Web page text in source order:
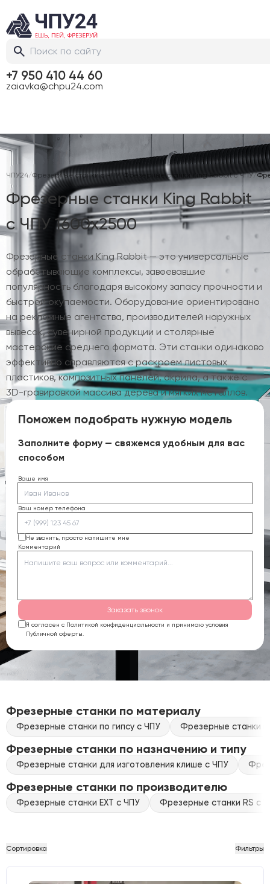
+7 950 410 44 60
zaiavka@chpu24.com
ЧПУ24/Фрезерные станки с ЧПУ/ Фрезерные станки King Rabbit с ЧПУ/
Фрезерные станки King Rabbit
с ЧПУ 1600х2500
Фрезерные станки King Rabbit — это универсальные
обрабатывающие комплексы, завоевавшие
популярность благодаря высокому запасу прочности и
быстрой окупаемости. Оборудование ориентировано
на рекламные агентства, производителей наружных
вывесок, сувенирной продукции и столярные
мастерские среднего формата. Эти станки одинаково
эффективно справляются с раскроем листовых
пластиков, композитных панелей, акрила, а также с
3D-гравировкой массива дерева и мягких металлов.
Поможем подобрать нужную модель
Заполните форму — свяжемся удобным для вас
способом
Ваше имя
Ваш номер телефона
Не звонить, просто напишите мне
Комментарий
Заказать звонок
Я согласен с Политикой конфиденциальности и принимаю условия
Публичной оферты.
Фрезерные станки по материалу
Фрезерные станки по гипсу с ЧПУ Фрезерные станки
Фрезерные станки по назначению и типу
Фрезерные станки для изготовления клише с ЧПУ
Фрезерные станки по производителю
Фрезерные станки EXT с ЧПУ Фрезерные станки RS с
Сортировка Фильтры